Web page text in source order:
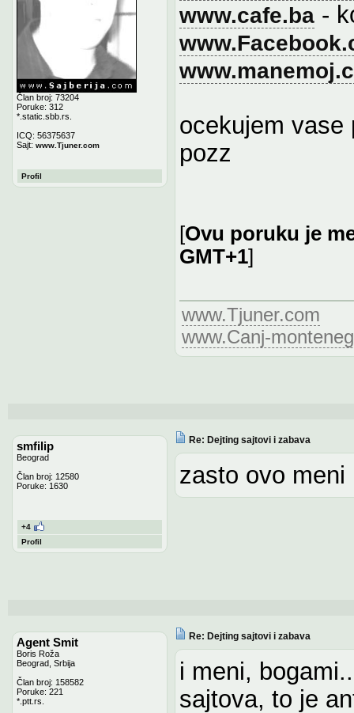
Član broj: 73204
Poruke: 312
*.static.sbb.rs.
ICQ: 56375637
Sajt: www.Tjuner.com
Profil
www.cafe.ba -
ocekujem vase
pozz
[Ovu poruku je
GMT+1]
www.Tjuner.com
www.Canj-
smfilip
Beograd
Član broj: 12580
Poruke: 1630
+4
Profil
Re: Dejting sajtovi i zabava
zasto ovo
Agent Smit
Boris Roža
Beograd, Srbija
Član broj: 158582
Poruke: 221
*.ptt.rs.
Re: Dejting sajtovi i zabava
i meni,
sajtova, to je